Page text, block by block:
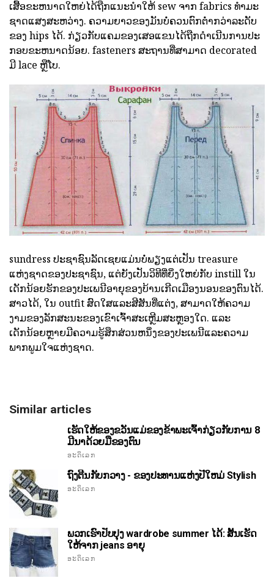
ເສື້ອຂະຫນາດໃຫຍ່ໄດ້ຖືກແນະນໍາໃຫ້ sew ຈາກ fabrics ທໍາມະ
ຊາດແສງສະຫວ່າງ. ຄວາມຍາວຂອງມັນບໍ່ຄວນຕົກຕ່ໍາກວ່າລະດັບ
ຂອງ hips ໄດ້. ກ່ຽວກັບແຄມຂອງເສອແຂນໄດ້ຖືກດໍາເນີນການປະ
ກອບຂະຫນາດນ້ອຍ. fasteners ສະຖານທີ່ສາມາດ decorated
ມີ lace ຫຼືໂບ.
sundress ປະຊາຊົນລັດເຊຍແມ່ນບໍ່ພຽງແຕ່ເປັນ treasure
ແຫ່ງຊາດຂອງປະຊາຊົນ, ແຕ່ຍັງເປັນວິທີທີ່ຍິ່ງໃຫຍ່ກັບ instill ໃນ
ເດັກນ້ອຍຮັກຂອງປະເພນີອາຍຸຂອງບ້ານເກີດເມືອງນອນຂອງຕົນໄດ້.
ສາວໄດ້, ໃນ outfit ສົດໃສແລະສີສັນທີ່ແຕ່ງ, ສາມາດໃຫ້ຄວາມ
ງາມຂອງລັກສະນະຂອງເຂົາເຈົ້າສະເຫຼີມສະຫຼອງໃດ. ແລະ
ເດັກນ້ອຍຫຼາຍມີຄວາມຮູ້ສຶກສ່ວນຫນຶ່ງຂອງປະເພນີແລະຄວາມ
ພາກພູມໃຈແຫ່ງຊາດ.
Similar articles
ເຮັດໃຫ້ຂອງຂວັນແມ່ຂອງຂ້າພະເຈົ້າກ່ຽວກັບການ 8
ມີນາດ້ວຍມືຂອງຕົນ
ອະດິເລກ
ຖົງຕີນກັບກວາງ - ຂອງປະທານແຫ່ງປີໃຫມ່ Stylish
ອະດິເລກ
ພວກເຮົາປັບປຸງ wardrobe summer ໄດ້: ສັ້ນເຮັດ
ໃຫ້ຈາກ jeans ອາຍຸ
ອະດິເລກ